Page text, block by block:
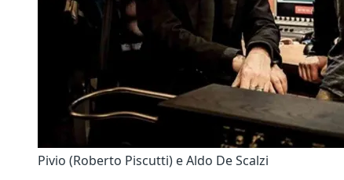
Pivio (Roberto Piscutti) e Aldo De Scalzi